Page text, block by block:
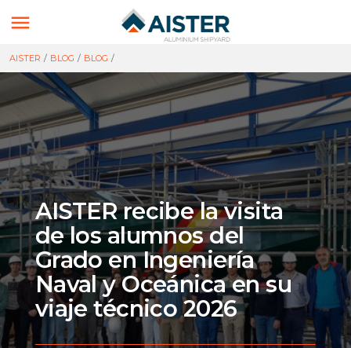

AISTER / BLOG / BLOG /
AISTER recibe la visita
de los alumnos del
Grado en Ingeniería
Naval y Oceánica en su
viaje técnico 2026